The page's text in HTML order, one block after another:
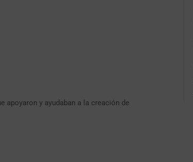
apoyaron y ayudaban a la creación de